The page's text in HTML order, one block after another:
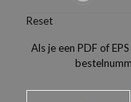
Reset
Als je een PDF of